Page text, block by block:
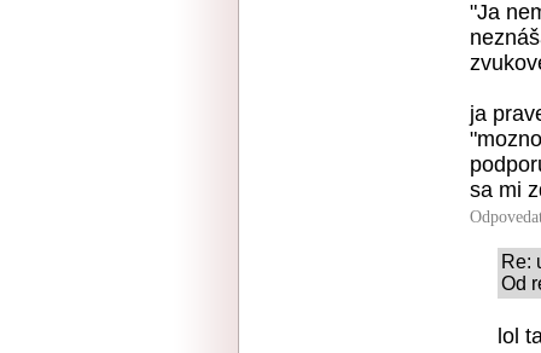
"Ja
ja
sa mi
Re:
Od
lol